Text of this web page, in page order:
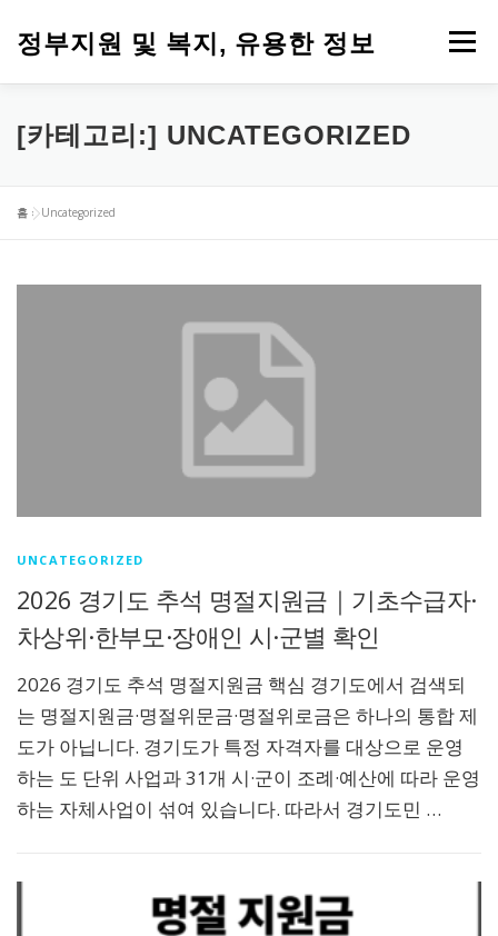
정부지원 및 복지, 유용한 정보 메뉴
[카테고리:] UNCATEGORIZED
홈 »Uncategorized
UNCATEGORIZED
2026 경기도 추석 명절지원금｜기초수급자·
차상위·한부모·장애인 시·군별 확인
2026 경기도 추석 명절지원금 핵심 경기도에서 검색되
는 명절지원금·명절위문금·명절위로금은 하나의 통합 제
도가 아닙니다. 경기도가 특정 자격자를 대상으로 운영
하는 도 단위 사업과 31개 시·군이 조례·예산에 따라 운영
하는 자체사업이 섞여 있습니다. 따라서 경기도민 …